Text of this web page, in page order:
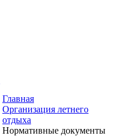
Главная
Организация летнего
отдыха
Нормативные документы